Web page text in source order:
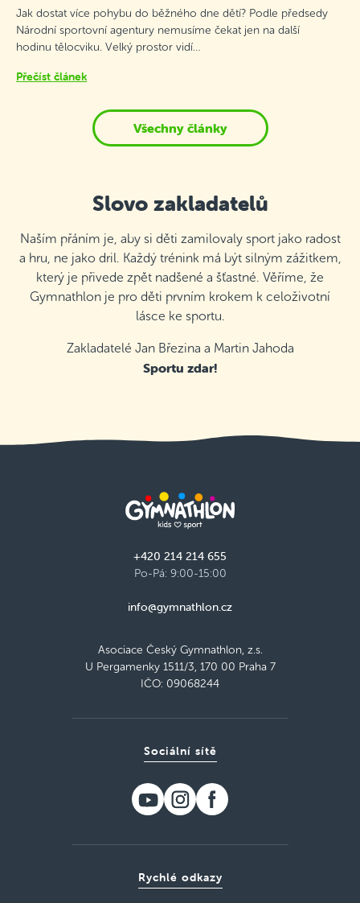
Jak dostat více pohybu do běžného dne dětí? Podle předsedy
Národní sportovní agentury nemusíme čekat jen na další
hodinu tělocviku. Velký prostor vidí…
Přečíst článek
Všechny články
Slovo zakladatelů
Naším přáním je, aby si děti zamilovaly sport jako radost
a hru, ne jako dril. Každý trénink má být silným zážitkem,
který je přivede zpět nadšené a šťastné. Věříme, že
Gymnathlon je pro děti prvním krokem k celoživotní
lásce ke sportu.
Zakladatelé Jan Březina a Martin Jahoda
Sportu zdar!
+420 214 214 655
Po-Pá: 9:00-15:00
info@gymnathlon.cz
Asociace Český Gymnathlon, z.s.
U Pergamenky 1511/3, 170 00 Praha 7
IČO: 09068244
Rychlé odkazy
Sociální sítě